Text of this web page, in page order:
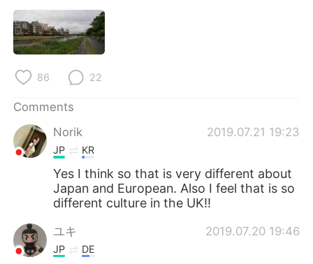
Русский
Indonesia
86 22
Comments
Norik
2019.07.21 19:23
JP KR
Yes I think so that is very different about
Japan and European. Also I feel that is so
different culture in the UK!!
ユキ 2019.07.20 19:46
JP DE